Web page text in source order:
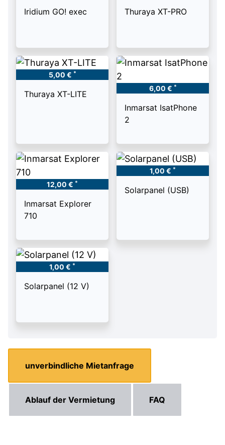
Iridium GO! exec Thuraya XT-PRO
5,00 € *
Thuraya XT-LITE
6,00 € *
Inmarsat IsatPhone
2
12,00 € *
Inmarsat Explorer
710
1,00 € *
Solarpanel (USB)
1,00 € *
Solarpanel (12 V)
unver­bind­liche Mietanfrage
Ablauf der Vermietung FAQ